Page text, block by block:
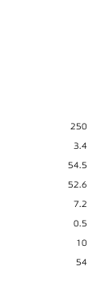
250
3.4
54.5
52.6
7.2
0.5
10
54